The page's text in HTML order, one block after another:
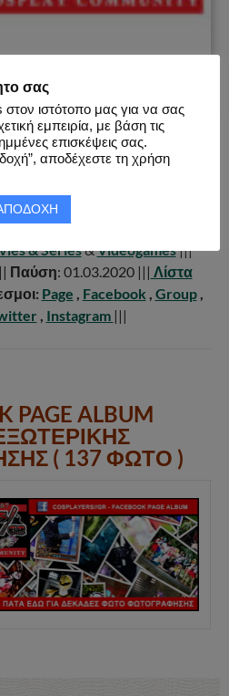
GR
|||
|||Κατηγορία
& Series&Videogames|||
Παύση: 01.03.2020 ||| Λίστα
Page , Facebook , Group,
, Instagram |||
PAGE ALBUM
( 137 ΦΩΤΟ )
σας
ιστότοπο μας για να σας
εμπειρία, με βάση τις
επισκέψεις σας.
αποδέχεστε τη χρήση